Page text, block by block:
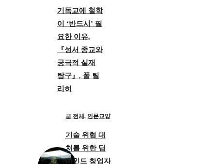
기독교에 철학
이 ‘반드시’ 필
요한 이유,
『성서 종교와
궁극적 실재
탐구』, 폴 틸
리히
글 전체 , 인문교양
기술 위협 대
처를 위한 딥
마인드 창업자